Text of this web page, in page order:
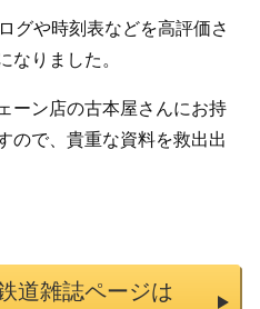
グや時刻表などを高評価さ
なりました。
ーン店の古本屋さんにお持
ので、貴重な資料を救出出
道雑誌ページは